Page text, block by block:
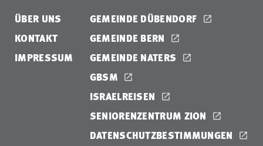
ÜBER UNS
KONTAKT
IMPRESSUM
GEMEINDE DÜBENDORF
GEMEINDE BERN
GEMEINDE NATERS
GBSM
ISRAELREISEN
SENIORENZENTRUM ZION
DATENSCHUTZBESTIMMUNGEN